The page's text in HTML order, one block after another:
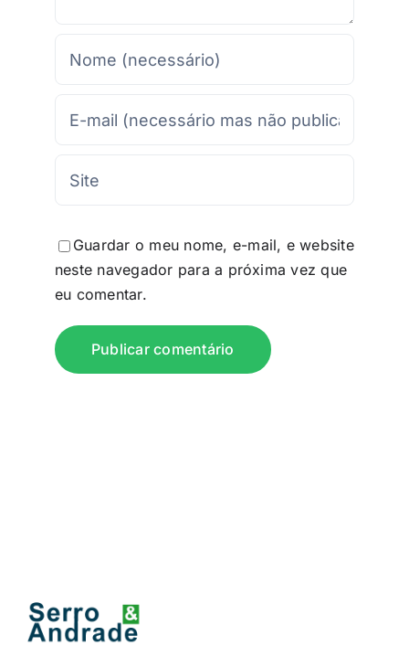
Guardar o meu nome, e-mail, e website
neste navegador para a próxima vez que
eu comentar.